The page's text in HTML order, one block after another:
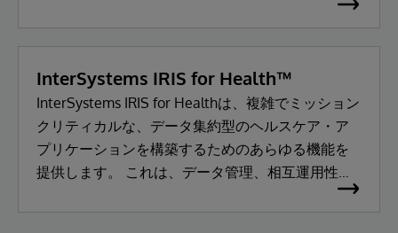
のパフォーマンスを提供する、クラウドベースの
InterSystems IRIS for Health™
InterSystems IRIS for Healthは、複雑でミッション
クリティカルな、データ集約型のヘルスケア・ア
プリケーションを構築するためのあらゆる機能を
提供します。 これは、データ管理、相互運用性、
トランザクション処理、分析に至るまでの包括的